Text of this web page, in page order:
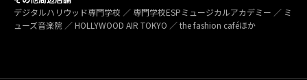
デジタルハリウッド専門学校 ／ 専門学校ESPミュージカルアカデミー ／ ミ
ューズ音楽院 ／ HOLLYWOOD AIR TOKYO ／ the fashion caféほか